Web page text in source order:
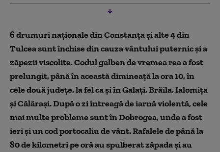
6 drumuri naționale din Constanța și alte 4 din
Tulcea suntînchise din cauza vântului puternic și a
zăpezii viscolite. Codul galben de vremea rea a fost
prelungit, până în această dimineață la ora 10, în
cele două județe, la fel ca și în Galați, Brăila, Ialomița
și Călărași. După o zi întreagă de iarnă violentă, cele
mai multe probleme sunt în Dobrogea, unde a fost
ieri și un cod portocaliu de vânt. Rafalele de până la
80 de kilometri pe oră au spulberat zăpada și au